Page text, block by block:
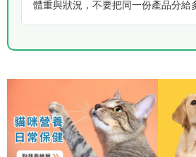
體重與狀況，不要把同一份產品分給